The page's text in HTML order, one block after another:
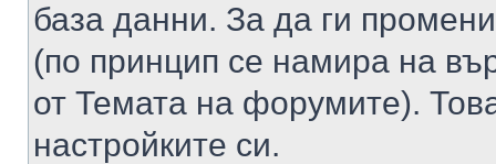
база данни. За да ги
(по принцип се намира на
от Темата на форумите).
настройките си.